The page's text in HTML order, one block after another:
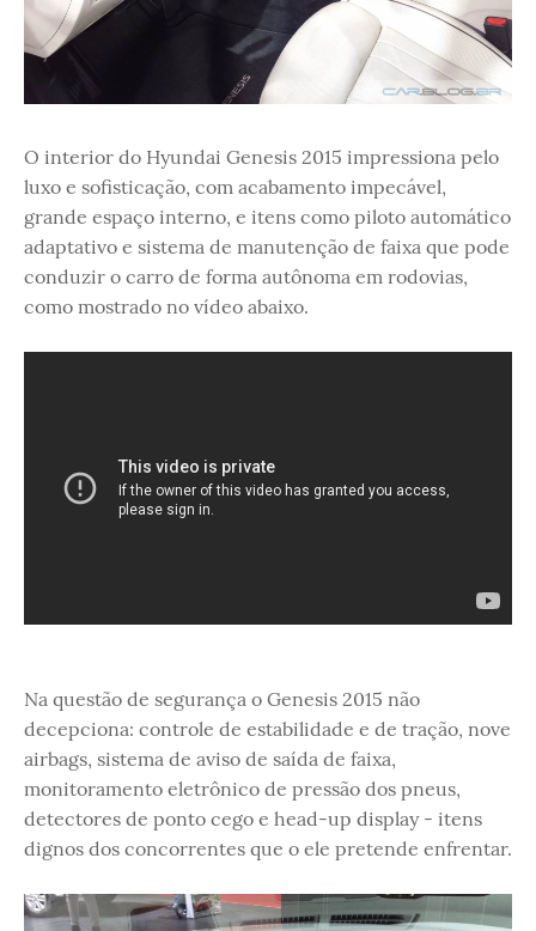
O interior do Hyundai Genesis 2015 impressiona pelo
luxo e sofisticação, com acabamento impecável,
grande espaço interno, e itens como piloto automático
adaptativo e sistema de manutenção de faixa que pode
conduzir o carro de forma autônoma em rodovias,
como mostrado no vídeo abaixo.
Na questão de segurança o Genesis 2015 não
decepciona: controle de estabilidade e de tração, nove
airbags, sistema de aviso de saída de faixa,
monitoramento eletrônico de pressão dos pneus,
detectores de ponto cego e head-up display - itens
dignos dos concorrentes que o ele pretende enfrentar.